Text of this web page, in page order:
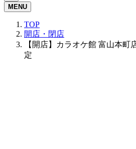
MENU
TOP
開店・閉店
【開店】カラオケ館 富山本町
定